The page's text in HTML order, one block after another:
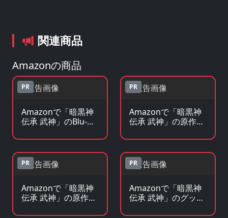
関連商品
Amazonの商品
PR
Amazonで「暗黒神
伝承 武神」のBlu-
PR
Amazonで「暗黒神
伝承 武神」の原作コ
PR
Amazonで「暗黒神
伝承 武神」の原作小
PR
Amazonで「暗黒神
伝承 武神」のグッ